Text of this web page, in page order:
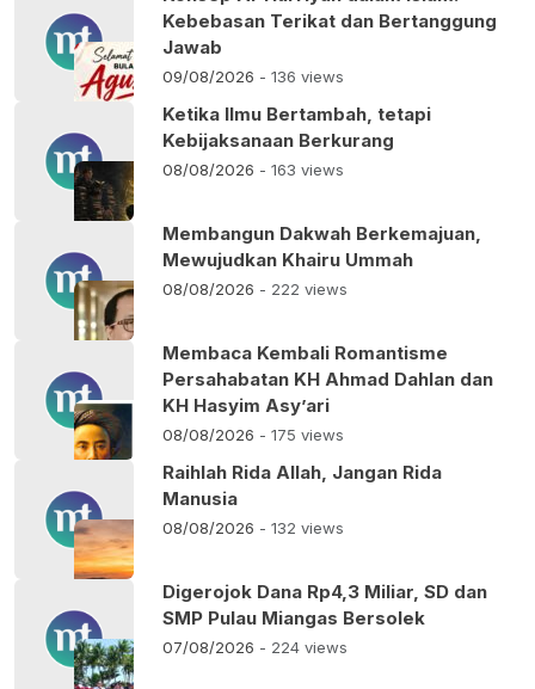
Kebebasan Terikat dan Bertanggung
Jawab
09/08/2026 - 136 views
Ketika Ilmu Bertambah, tetapi
Kebijaksanaan Berkurang
08/08/2026 - 163 views
Membangun Dakwah Berkemajuan,
Mewujudkan Khairu Ummah
08/08/2026 - 222 views
Membaca Kembali Romantisme
Persahabatan KH Ahmad Dahlan dan
KH Hasyim Asy’ari
08/08/2026 - 175 views
Raihlah Rida Allah, Jangan Rida
Manusia
08/08/2026 - 132 views
Digerojok Dana Rp4,3 Miliar, SD dan
SMP Pulau Miangas Bersolek
07/08/2026 - 224 views